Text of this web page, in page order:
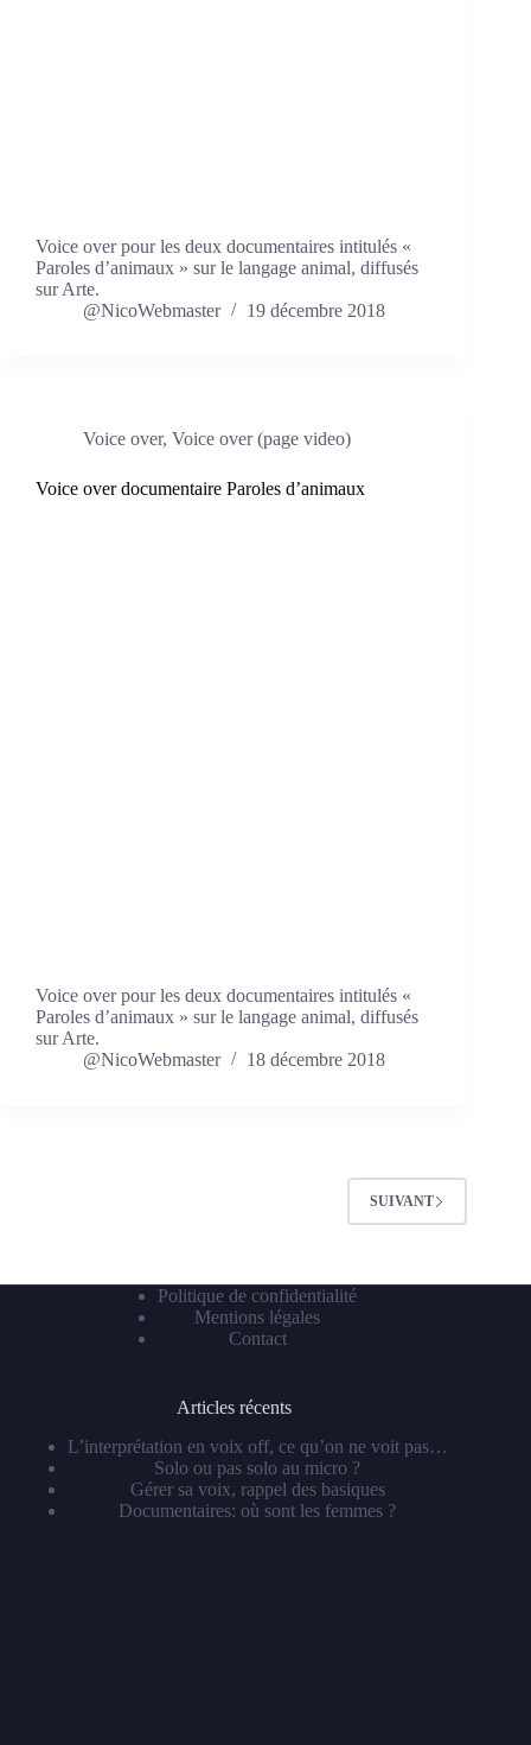
Voice over pour les deux documentaires intitulés «
Paroles d’animaux » sur le langage animal, diffusés
sur Arte.
@NicoWebmaster
19 décembre 2018
Voice over, Voice over (page video)
Voice over documentaire Paroles d’animaux
Voice over pour les deux documentaires intitulés «
Paroles d’animaux » sur le langage animal, diffusés
sur Arte.
@NicoWebmaster
18 décembre 2018
SUIVANT
Politique de confidentialité
Mentions légales
Contact
Articles récents
L’interprétation en voix off, ce qu’on ne voit pas…
Solo ou pas solo au micro ?
Gérer sa voix, rappel des basiques
Documentaires: où sont les femmes ?